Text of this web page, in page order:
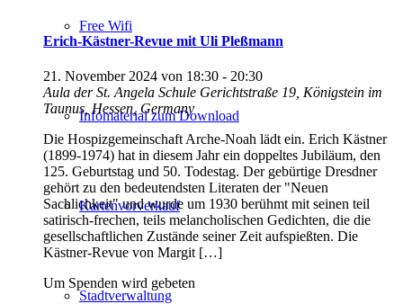
Free Wifi
Infomaterial zum Download
Kartenvorverkauf
Stadtverwaltung
Erich-Kästner-Revue mit Uli Pleßmann
21. November 2024 von 18:30 - 20:30
Aula der St. Angela Schule Gerichtstraße 19, Königstein im
Taunus, Hessen, Germany
Die Hospizgemeinschaft Arche-Noah lädt ein. Erich Kästner
(1899-1974) hat in diesem Jahr ein doppeltes Jubiläum, den
125. Geburtstag und 50. Todestag. Der gebürtige Dresdner
gehört zu den bedeutendsten Literaten der "Neuen
Sachlichkeit" und wurde um 1930 berühmt mit seinen teil
satirisch-frechen, teils melancholischen Gedichten, die die
gesellschaftlichen Zustände seiner Zeit aufspießten. Die
Kästner-Revue von Margit […]
Um Spenden wird gebeten